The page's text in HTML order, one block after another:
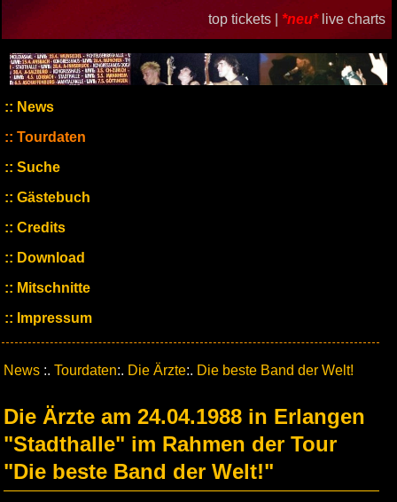
top tickets | *neu* live charts
News
Tourdaten
Suche
Gästebuch
Credits
Download
Mitschnitte
Impressum
News :. Tourdaten:. Die Ärzte:. Die beste Band der Welt!
Die Ärzte am 24.04.1988 in Erlangen
"Stadthalle" im Rahmen der Tour
"Die beste Band der Welt!"